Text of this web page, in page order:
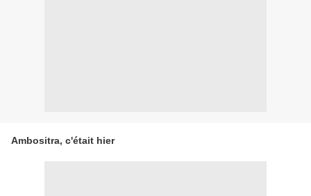
Ambositra, c'était hier